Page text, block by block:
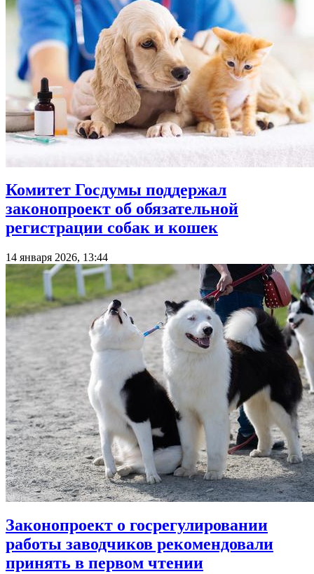
Комитет Госдумы поддержал
законопроект об обязательной
регистрации собак и кошек
14 января 2026, 13:44
Законопроект о госрегулировании
работы заводчиков рекомендовали
принять в первом чтении